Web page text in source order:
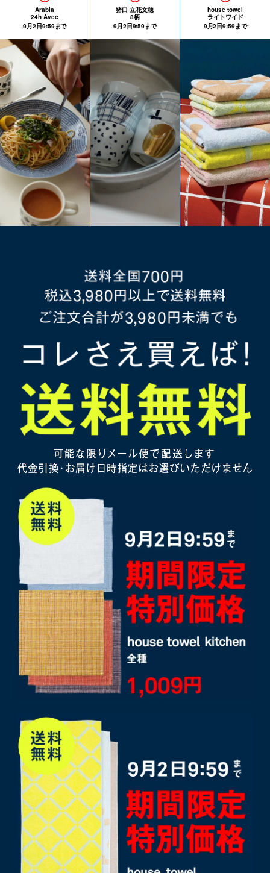
Arabia
24h Avec
9月2日9:59まで
猪口 立花文穂
8柄
9月2日9:59まで
house towel
ライトワイド
9月2日9:59まで